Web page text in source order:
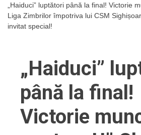
„Haiduci” luptători până la final! Victorie
Liga Zimbrilor împotriva lui CSM
invitat special!
„Haiduci”
până la final!
Victorie